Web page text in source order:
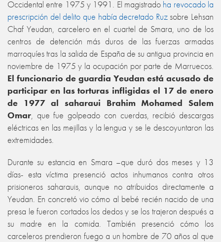
Occidental entre 1975 y 1991. El magistrado ha revocado la
prescripción del delito que había decretado Ruzsobre Lehsan
Chaf Yeudan, carcelero en el cuartel de Smara, uno de los
centros de detención más duros de las fuerzas armadas
marroquíes tras la salida de España de su antigua provincia en
noviembre de 1975 y la ocupación por parte de Marruecos.
El funcionario de guardia Yeudan está acusado de
participar en las torturas infligidas el 17 de enero
de 1977 al saharaui Brahim Mohamed Salem
Omar, que fue golpeado con cuerdas, recibió descargas
eléctricas en las mejillas y la lengua y se le descoyuntaron las
extremidades.
Durante su estancia en Smara –que duró dos meses y 13
días- esta víctima presenció actos inhumanos contra otros
prisioneros saharauis, aunque no atribuidos directamente a
Yeudan. En concretó vio cómo al bebé recién nacido de una
presa le fueron cortados los dedos y se los trajeron después a
su madre en la comida. También presenció cómo los
carceleros prendieron fuego a un hombre de 70 años al que